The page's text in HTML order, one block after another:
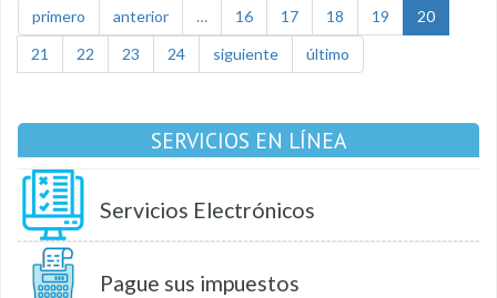
primero anterior … 16 17 18 19
20
21
22 23 24 siguiente último
SERVICIOS EN LÍNEA
Servicios Electrónicos
Pague sus impuestos